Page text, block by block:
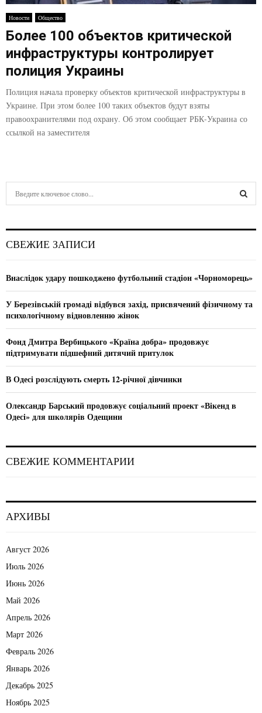
E
N
U
Новости Общество
Более 100 объектов критической
инфраструктуры контролирует
полиция Украины
Полиция начала проверку объектов критической инфраструктуры в
Украине. При этом более 100 таких объектов будут взяты
правоохранителями под охрану. Об этом сообщает РБК-Украина со
ссылкой на заместителя
h
o
:
C
СВЕЖИЕ ЗАПИСИ
Внаслідок удару пошкоджено футбольний стадіон «Чорноморець»
У Березівській громаді відбувся захід, присвячений фізичному та
психологічному відновленню жінок
Фонд Дмитра Вербицького «Країна добра» продовжує
підтримувати підшефний дитячий притулок
В Одесі розслідують смерть 12-річної дівчинки
Олександр Барський продовжує соціальний проект «Вікенд в
Одесі» для школярів Одещини
СВЕЖИЕ КОММЕНТАРИИ
АРХИВЫ
Август 2026
Июль 2026
Июнь 2026
Май 2026
Апрель 2026
Март 2026
Февраль 2026
Январь 2026
Декабрь 2025
Ноябрь 2025